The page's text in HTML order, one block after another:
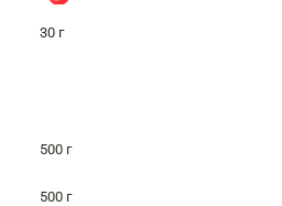
30 г
500 г
500 г